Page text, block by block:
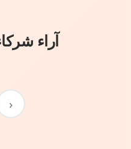
آراء
‹